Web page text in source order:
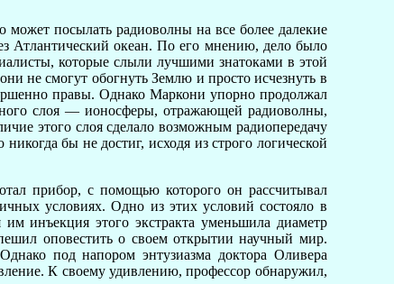
посылать радиоволны на все более далекие
Атлантический океан. По его мнению, дело было
которые слыли лучшими знатоками в этой
не смогут обогнуть Землю и просто исчезнуть в
правы. Однако Маркони упорно продолжал
слоя — ионосферы, отражающей радиоволны,
этого слоя сделало возможным радиопередачу
бы не достиг, исходя из строго логической
прибор, с помощью которого он рассчитывал
условиях. Одно из этих условий состояло в
инъекция этого экстракта уменьшила диаметр
оповестить о своем открытии научный мир.
под напором энтузиазма доктора Оливера
К своему удивлению, профессор обнаружил,